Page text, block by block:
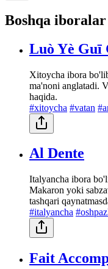
Boshqa iboralar
Luò Yè Guī
Xitoycha ibora
ma'noni anglatadi.
haqida.
#xitoycha #vatan
Al Dente
Italyancha ibora
Makaron yoki
tashqari
#italyancha
Fait